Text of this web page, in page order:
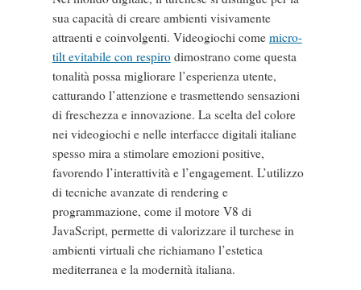
sua capacità di creare ambienti visivamente
attraenti e coinvolgenti. Videogiochi come micro-
tilt evitabile con respirodimostrano come questa
tonalità possa migliorare l’esperienza utente,
catturando l’attenzione e trasmettendo sensazioni
di freschezza e innovazione. La scelta del colore
nei videogiochi e nelle interfacce digitali italiane
spesso mira a stimolare emozioni positive,
favorendo l’interattività e l’engagement. L’utilizzo
di tecniche avanzate di rendering e
programmazione, come il motore V8 di
JavaScript, permette di valorizzare il turchese in
ambienti virtuali che richiamano l’estetica
mediterranea e la modernità italiana.